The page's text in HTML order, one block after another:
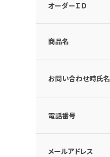
オーダーＩＤ
商品名
お問い合わせ時氏名
電話番号
メールアドレス